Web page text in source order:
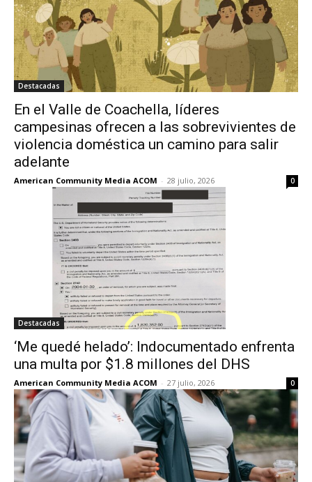
Destacadas
En el Valle de Coachella, líderes
campesinas ofrecen a las sobrevivientes de
violencia doméstica un camino para salir
adelante
American Community Media ACOM - 28 julio, 2026 0
Destacadas
‘Me quedé helado’: Indocumentado enfrenta
una multa por $1.8 millones del DHS
American Community Media ACOM - 27 julio, 2026 0